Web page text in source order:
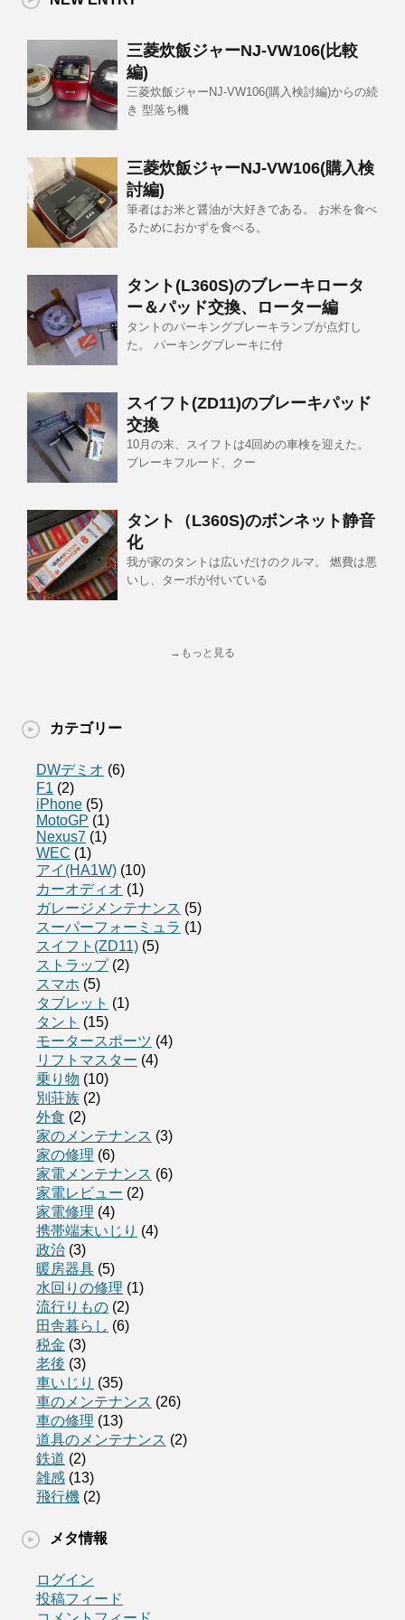
三菱炊飯ジャーNJ-VW106(比較
編)
三菱炊飯ジャーNJ-VW106(購入検討編)からの続
き 型落ち機
三菱炊飯ジャーNJ-VW106(購入検
討編)
筆者はお米と醤油が大好きである。 お米を食べ
るためにおかずを食べる。
タント(L360S)のブレーキロータ
ー＆パッド交換、ローター編
タントのパーキングブレーキランプが点灯し
た。 パーキングブレーキに付
スイフト(ZD11)のブレーキパッド
交換
10月の末、スイフトは4回めの車検を迎えた。
ブレーキフルード、クー
タント（L360S)のボンネット静音
化
我が家のタントは広いだけのクルマ。 燃費は悪
いし、ターボが付いている
→もっと見る
カテゴリー
DWデミオ (6)
F1 (2)
iPhone (5)
MotoGP (1)
Nexus7 (1)
WEC (1)
アイ(HA1W) (10)
カーオディオ (1)
ガレージメンテナンス (5)
スーパーフォーミュラ (1)
スイフト(ZD11) (5)
ストラップ(2)
スマホ (5)
タブレット (1)
タント (15)
モータースポーツ (4)
リフトマスター (4)
乗り物 (10)
別荘族 (2)
外食 (2)
家のメンテナンス (3)
家の修理 (6)
家電メンテナンス (6)
家電レビュー (2)
家電修理 (4)
携帯端末いじり (4)
政治 (3)
暖房器具 (5)
水回りの修理 (1)
流行りもの (2)
田舎暮らし (6)
税金 (3)
老後 (3)
車いじり (35)
車のメンテナンス (26)
車の修理 (13)
道具のメンテナンス (2)
鉄道 (2)
雑感 (13)
飛行機 (2)
メタ情報
ログイン
投稿フィード